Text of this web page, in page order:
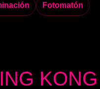
Fotomatón